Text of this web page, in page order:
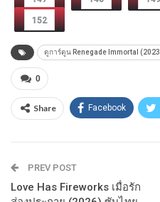
152
ดูการ์ตูน Renegade Immortal
0
Share Facebook
PREV POST
Love Has Fireworks เมื่อรัก